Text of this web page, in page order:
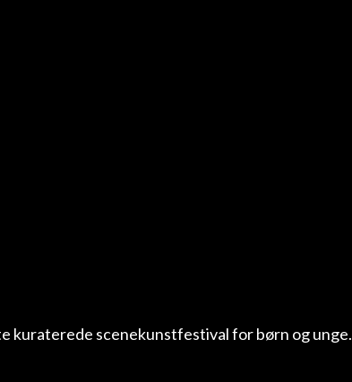
kuraterede scenekunstfestival for børn og unge.